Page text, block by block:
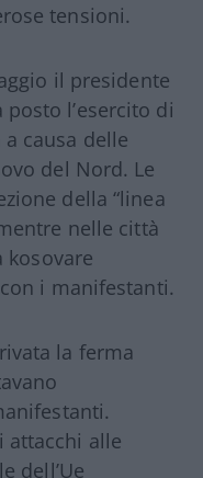
tensioni.
il presidente
posto l’esercito di
causa delle
del Nord. Le
della “linea
nelle città
kosovare
i manifestanti.
la ferma
attacchi alle
dell’Ue